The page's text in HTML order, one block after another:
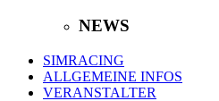
NEWS
SIMRACING
ALLGEMEINE INFOS
VERANSTALTER